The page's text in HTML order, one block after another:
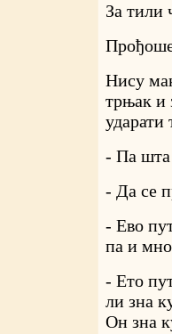
За тили
Нису
трњак и
ударати
- Па шта
- Да се
- Ево
па и
- Ето
ли зна
Он зна